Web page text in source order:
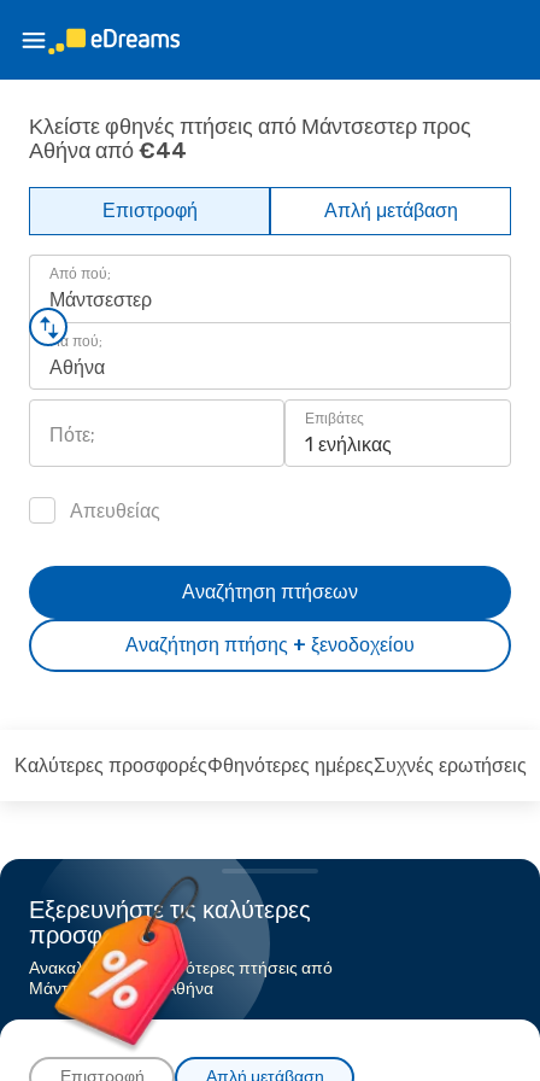
Κλείστε φθηνές πτήσεις από Μάντσεστερ προς
Αθήνα από €44
Επιστροφή Απλή μετάβαση
Από πού;
Μάντσεστερ
Για πού;
Αθήνα
Πότε;
Επιβάτες
1 ενήλικας
Απευθείας
Αναζήτηση πτήσης + ξενοδοχείου
Αναζήτηση πτήσεων
Καλύτερες προσφορέςΦθηνότερες ημέρεςΣυχνές ερωτήσεις
Εξερευνήστε τις καλύτερες
προσφορές
Ανακαλύψτε τις φθηνότερες πτήσεις από
Μάντσεστερπρος Αθήνα
Επιστροφή Απλή μετάβαση